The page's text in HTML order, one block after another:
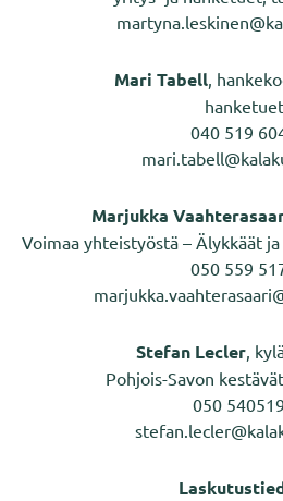
Mari Tabell,
hanketuet
040 519
Marjukka
Voimaa yhteistyöstä – Älykkäät
050 559
Stefan Lecler,
Pohjois-Savon
050